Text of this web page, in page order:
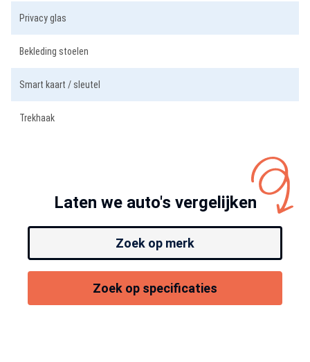
Privacy glas
Bekleding stoelen
Smart kaart / sleutel
Trekhaak
Laten we auto's vergelijken
Zoek op merk
Zoek op specificaties